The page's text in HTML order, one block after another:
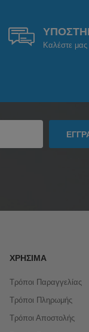
Καλέστε
ΧΡΉΣΙΜΑ
Τρόποι Παραγγελίας
Τρόποι Πληρωμής
Τρόποι Αποστολής